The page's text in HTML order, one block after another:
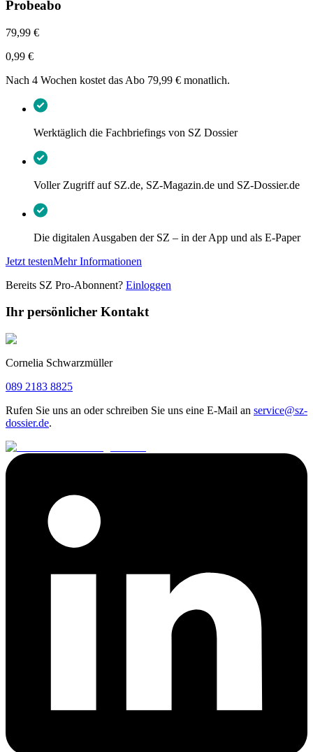
Probeabo
79,99 €
0,99 €
Nach 4 Wochen kostet das Abo 79,99 € monatlich.
Werktäglich die Fachbriefings von SZ Dossier
Voller Zugriff auf SZ.de, SZ-Magazin.de und SZ-Dossier.de
Die digitalen Ausgaben der SZ – in der App und als E-Paper
Jetzt testenMehr Informationen
Bereits SZ Pro-Abonnent? Einloggen
Ihr persönlicher Kontakt
Cornelia Schwarzmüller
089 2183 8825
Rufen Sie uns an oder schreiben Sie uns eine E-Mail an service@sz-
dossier.de.